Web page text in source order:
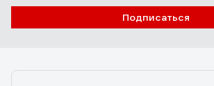
Подписаться